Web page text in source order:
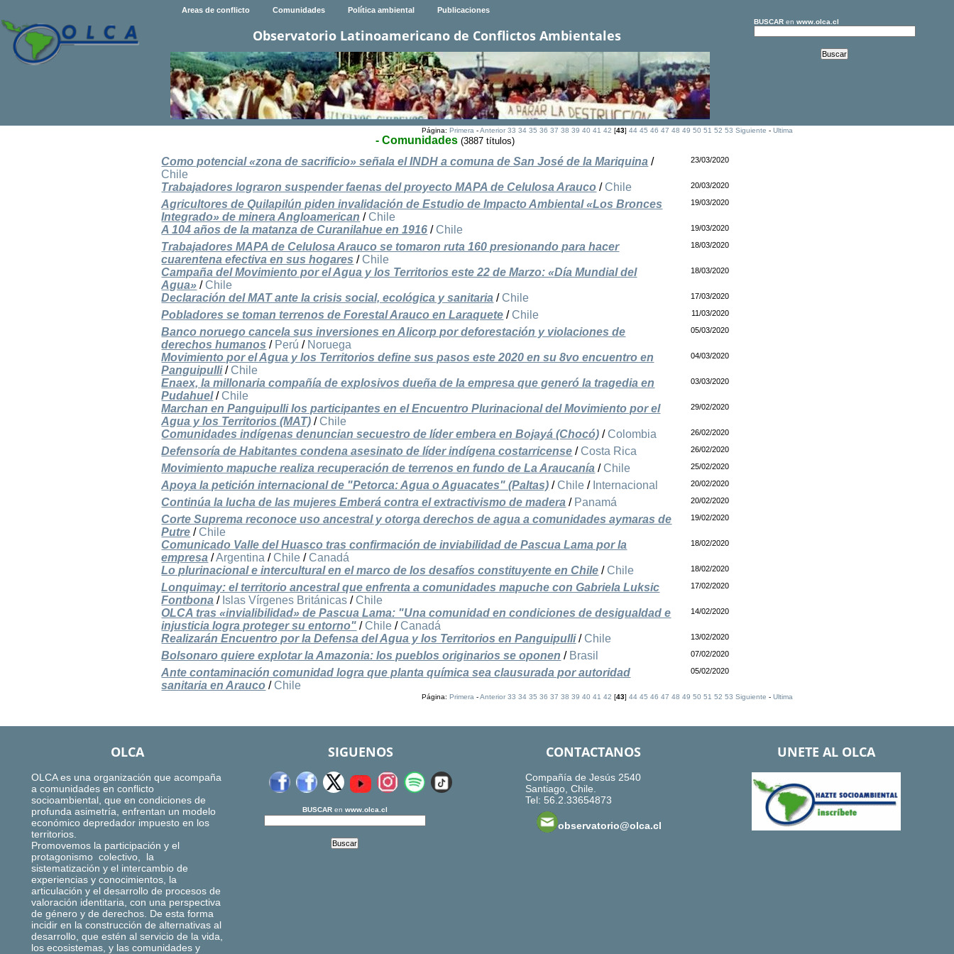
Areas de conflicto Comunidades Política ambiental Publicaciones
Observatorio Latinoamericano de Conflictos Ambientales
BUSCARen www.olca.cl
Página: Primera-Anterior 33 34 35 36 37 38 39 40 41 42 [43] 44 45 46 47 48 49 50 51 52 53 Siguiente - Ultima
- Comunidades (3887 títulos)
Como potencial «zona de sacrificio» señala el INDH a comuna de San José de la Mariquina /
Chile
23/03/2020
Trabajadores lograron suspender faenas del proyecto MAPA de Celulosa Arauco / Chile 20/03/2020
Agricultores de Quilapilún piden invalidación de Estudio de Impacto Ambiental «Los Bronces
Integrado» de minera Angloamerican / Chile
19/03/2020
A 104 años de la matanza de Curanilahue en 1916 / Chile 19/03/2020
Trabajadores MAPA de Celulosa Arauco se tomaron ruta 160 presionando para hacer
cuarentena efectiva en sus hogares / Chile
18/03/2020
Campaña del Movimiento por el Agua y los Territorios este 22 de Marzo: «Día Mundial del
Agua» / Chile
18/03/2020
Declaración del MAT ante la crisis social, ecológica y sanitaria / Chile 17/03/2020
Pobladores se toman terrenos de Forestal Arauco en Laraquete / Chile 11/03/2020
Banco noruego cancela sus inversiones en Alicorp por deforestación y violaciones de
derechos humanos / Perú / Noruega
05/03/2020
Movimiento por el Agua y los Territorios define sus pasos este 2020 en su 8vo encuentro en
Panguipulli/ Chile
04/03/2020
Enaex, la millonaria compañía de explosivos dueña de la empresa que generó la tragedia en
Pudahuel/ Chile
03/03/2020
Marchan en Panguipulli los participantes en el Encuentro Plurinacional del Movimiento por el
Agua y los Territorios (MAT) / Chile
29/02/2020
Comunidades indígenas denuncian secuestro de líder embera en Bojayá (Chocó) / Colombia 26/02/2020
Defensoría de Habitantes condena asesinato de líder indígena costarricense / Costa Rica 26/02/2020
Movimiento mapuche realiza recuperación de terrenos en fundo de La Araucanía / Chile 25/02/2020
Apoya la petición internacional de "Petorca: Agua o Aguacates" (Paltas) / Chile / Internacional 20/02/2020
Continúa la lucha de las mujeres Emberá contra el extractivismo de madera / Panamá 20/02/2020
Corte Suprema reconoce uso ancestral y otorga derechos de agua a comunidades aymaras de
Putre / Chile
19/02/2020
Comunicado Valle del Huasco tras confirmación de inviabilidad de Pascua Lama por la
empresa /Argentina / Chile / Canadá
18/02/2020
Lo plurinacional e intercultural en el marco de los desafíos constituyente en Chile / Chile 18/02/2020
Lonquimay: el territorio ancestral que enfrenta a comunidades mapuche con Gabriela Luksic
Fontbona / Islas Vírgenes Británicas / Chile
17/02/2020
OLCA tras «invialibilidad» de Pascua Lama: "Una comunidad en condiciones de desigualdad e
injusticia logra proteger su entorno" / Chile / Canadá
14/02/2020
Realizarán Encuentro por la Defensa del Agua y los Territorios en Panguipulli/ Chile 13/02/2020
Bolsonaro quiere explotar la Amazonia: los pueblos originarios se oponen / Brasil 07/02/2020
Ante contaminación comunidad logra que planta química sea clausurada por autoridad
sanitaria en Arauco / Chile
05/02/2020
Página: Primera-Anterior 33 34 35 36 37 38 39 40 41 42 [43] 44 45 46 47 48 49 50 51 52 53 Siguiente - Ultima
OLCA
OLCA es una organización que acompaña
a comunidades en conflicto
socioambiental, que en condiciones de
profunda asimetría, enfrentan un modelo
económico depredador impuesto en los
territorios.
Promovemos la participación y el
protagonismo colectivo, la
sistematización y el intercambio de
experiencias y conocimientos, la
articulación y el desarrollo de procesos de
valoración identitaria, con una perspectiva
de género y de derechos. De esta forma
incidir en la construcción de alternativas al
desarrollo, que estén al servicio de la vida,
los ecosistemas, y las comunidades y
SIGUENOS
BUSCARen www.olca.cl
CONTACTANOS
Compañía de Jesús 2540
Santiago, Chile.
Tel: 56.2.33654873
observatorio@olca.cl
UNETE AL OLCA